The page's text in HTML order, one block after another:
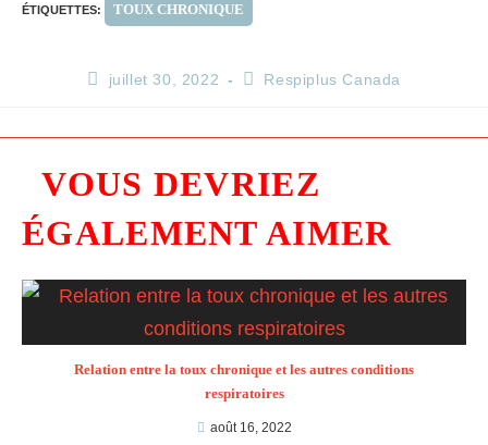
ÉTIQUETTES: TOUX CHRONIQUE
juillet 30, 2022 Respiplus Canada
VOUS DEVRIEZ
ÉGALEMENT AIMER
Relation entre la toux chronique et les autres conditions
respiratoires
août 16, 2022